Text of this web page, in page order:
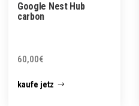
Google Nest Hub
carbon
60,00€
kaufe jetz